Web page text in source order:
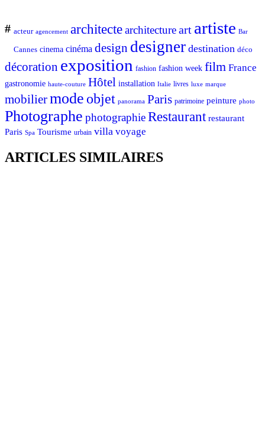
# acteur agencement architectearchitectureart artiste Bar
Cannes cinema cinéma design designer destination déco
décoration exposition fashion fashion week film France
gastronomie haute-couture Hôtel installation Italie livres luxe marque
mobiliermode objet panorama Paris patrimoine peinture photo
Photographe photographieRestaurant restaurant
Paris Spa Tourisme urbain villa voyage
ARTICLES SIMILAIRES